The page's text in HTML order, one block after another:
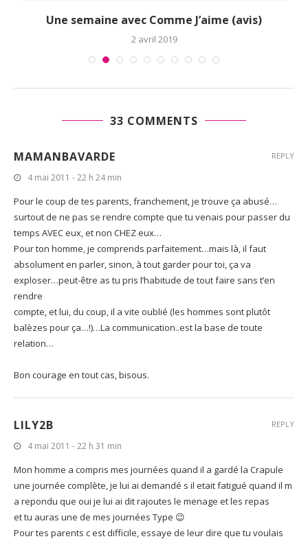
Une semaine avec Comme J’aime (avis)
2 avril 2019
33 COMMENTS
MAMANBAVARDE
4 mai 2011 - 22 h 24 min
Pour le coup de tes parents, franchement, je trouve ça abusé…
surtout de ne pas se rendre compte que tu venais pour passer du
temps AVEC eux, et non CHEZ eux…
Pour ton homme, je comprends parfaitement…mais là, il faut
absolument en parler, sinon, à tout garder pour toi, ça va
exploser…peut-être as tu pris l’habitude de tout faire sans t’en
rendre
compte, et lui, du coup, il a vite oublié (les hommes sont plutôt
balèzes pour ça…!)…La communication..est la base de toute
relation…
Bon courage en tout cas, bisous.
REPLY
LILY2B
4 mai 2011 - 22 h 31 min
Mon homme a compris mes journées quand il a gardé la Crapule
une journée complète, je lui ai demandé s il etait fatigué quand il m
a repondu que oui je lui ai dit rajoutes le menage et les repas
et tu auras une de mes journées Type 😉
Pour tes parents c est difficile, essaye de leur dire que tu voulais
REPLY